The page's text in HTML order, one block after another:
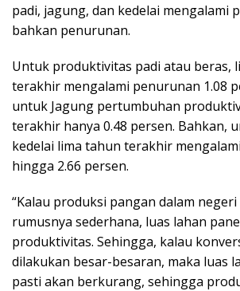
padi, jagung, dan kedelai mengalami
bahkan penurunan.
Untuk produktivitas padi atau beras,
terakhir mengalami penurunan 1.08
untuk Jagung pertumbuhan
terakhir hanya 0.48 persen. Bahkan,
kedelai lima tahun terakhir
hingga 2.66 persen.
“Kalau produksi pangan dalam
rumusnya sederhana, luas lahan
produktivitas. Sehingga, kalau
dilakukan besar-besaran, maka luas
pasti akan berkurang, sehingga